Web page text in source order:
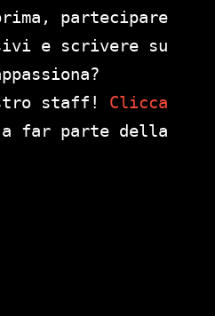
partecipare
e scrivere su
staff! Clicca
far parte della